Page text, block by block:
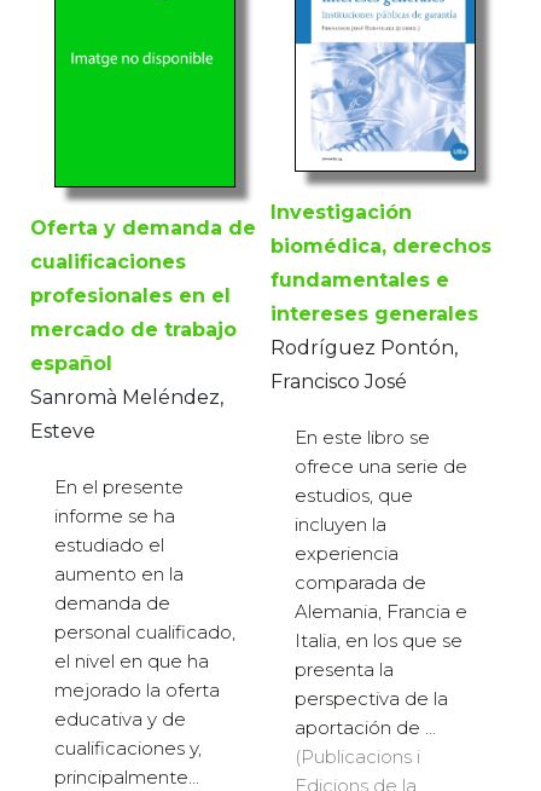
Oferta y demanda de
cualificaciones
profesionales en el
mercado de trabajo
español
Sanromà Meléndez,
Esteve
En el presente
informe se ha
estudiado el
aumento en la
demanda de
personal cualificado,
el nivel en que ha
mejorado la oferta
educativa y de
cualificaciones y,
principalmente...
Investigación
biomédica, derechos
fundamentales e
intereses generales
Rodríguez Pontón,
Francisco José
En este libro se
ofrece una serie de
estudios, que
incluyen la
experiencia
comparada de
Alemania, Francia e
Italia, en los que se
presenta la
perspectiva de la
aportación de ...
(Publicacions i
Edicions de la